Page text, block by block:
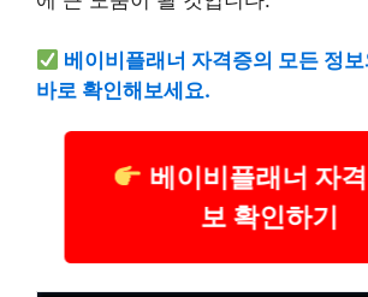
베이비플래너 자격증의 모든 정
바로 확인해보세요.
베이비플래너 자격
보 확인하기